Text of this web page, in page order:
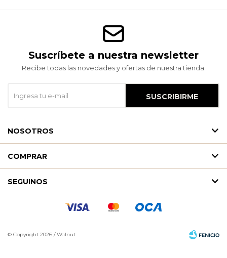
Suscríbete a nuestra newsletter
Recibe todas las novedades y ofertas de nuestra tienda.
SUSCRIBIRME
NOSOTROS
COMPRAR
SEGUINOS
© Copyright 2026 / Walnut